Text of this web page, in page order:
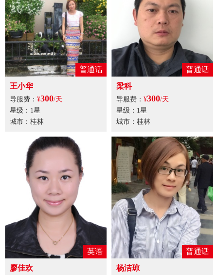
普通话
王小华
导服费： ¥300/天
星级：1星
城市：桂林
普通话
梁科
导服费： ¥300/天
星级：1星
城市：桂林
英语
廖佳欢
普通话
杨洁琼